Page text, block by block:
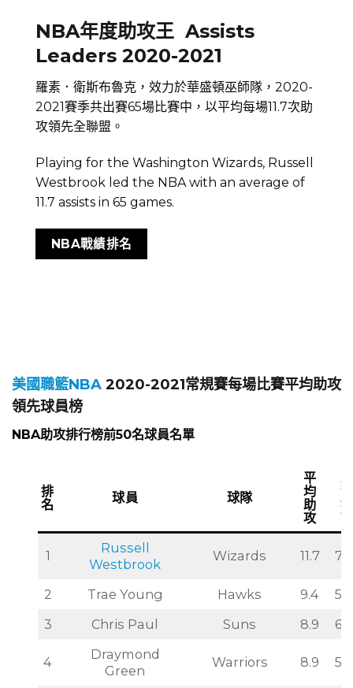
NBA年度助攻王 Assists
Leaders 2020-2021
羅素．衛斯布魯克，效力於華盛頓巫師隊，2020-
2021賽季共出賽65場比賽中，以平均每場11.7次助
攻領先全聯盟。
Playing for the Washington Wizards, Russell
Westbrook led the NBA with an average of
11.7 assists in 65 games.
NBA戰績排名
美國職籃NBA 2020-2021常規賽每場比賽平均助攻
領先球員榜
NBA助攻排行榜前50名球員名單
排
名
球員 球隊
平
均
助
攻
總
助
攻
1
Russell
Westbrook
Wizards 11.7
2 Trae Young Hawks 9.4
3
Chris Paul Suns 8.9
4
Draymond
Green
Warriors 8.9